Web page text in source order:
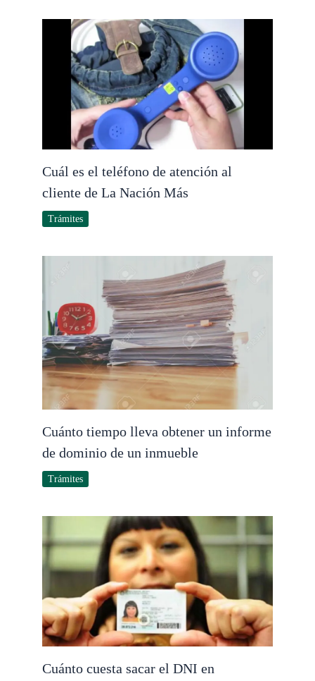
Cuál es el teléfono de atención al
cliente de La Nación Más
Trámites
Cuánto tiempo lleva obtener un informe
de dominio de un inmueble
Trámites
Cuánto cuesta sacar el DNI en